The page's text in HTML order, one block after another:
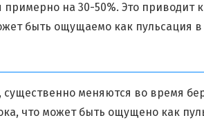
на 30-50%. Это
быть ощущаемо как пульсация в
меняются во время
что может быть ощущено как